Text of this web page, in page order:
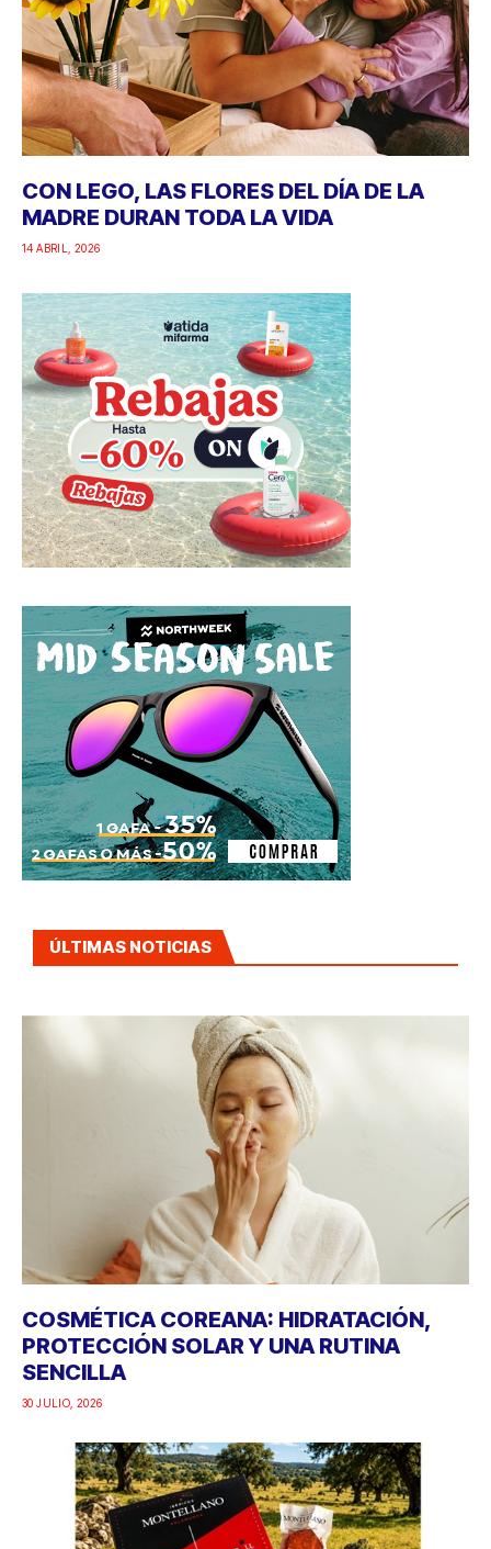
CON LEGO, LAS FLORES DEL DÍA DE LA
MADRE DURAN TODA LA VIDA
14 ABRIL, 2026
ÚLTIMAS NOTICIAS
COSMÉTICA COREANA: HIDRATACIÓN,
PROTECCIÓN SOLAR Y UNA RUTINA
SENCILLA
30 JULIO, 2026